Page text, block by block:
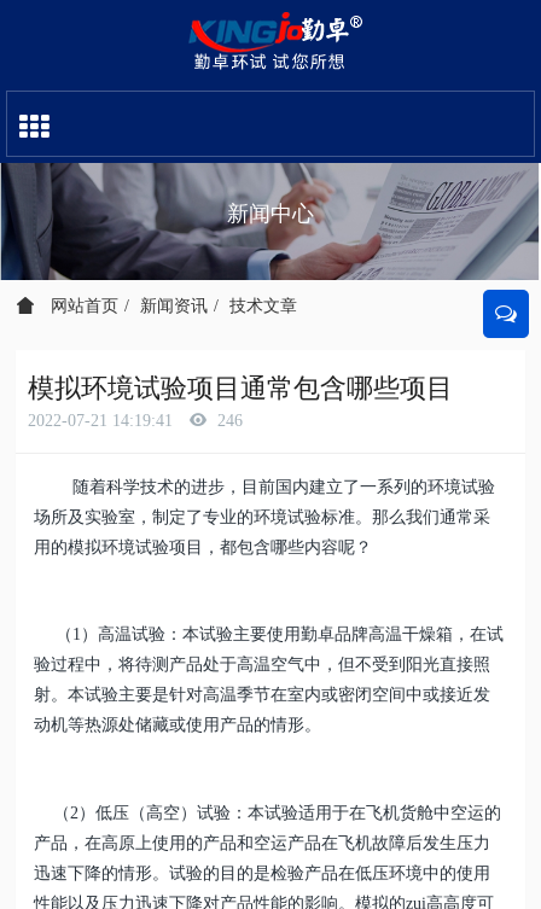
新闻中心
网站首页 新闻资讯 技术文章
模拟环境试验项目通常包含哪些项目
2022-07-21 14:19:41 246
随着科学技术的进步，目前国内建立了一系列的环境试验
场所及实验室，制定了专业的环境试验标准。那么我们通常采
用的模拟环境试验项目，都包含哪些内容呢？
（1）高温试验：本试验主要使用勤卓品牌高温干燥箱，在试
验过程中，将待测产品处于高温空气中，但不受到阳光直接照
射。本试验主要是针对高温季节在室内或密闭空间中或接近发
动机等热源处储藏或使用产品的情形。
（2）低压（高空）试验：本试验适用于在飞机货舱中空运的
产品，在高原上使用的产品和空运产品在飞机故障后发生压力
迅速下降的情形。试验的目的是检验产品在低压环境中的使用
性能以及压力迅速下降对产品性能的影响。模拟的zui高高度可